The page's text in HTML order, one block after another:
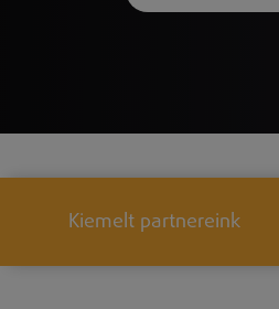
Kiemelt partnereink